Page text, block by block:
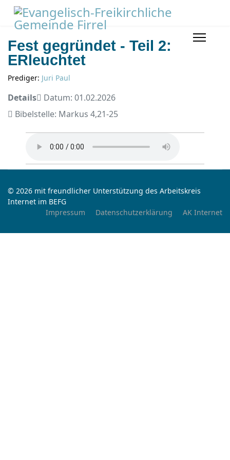
Fest gegründet - Teil 2:
ERleuchtet
Prediger: Juri Paul
Details
Datum: 01.02.2026
Bibelstelle: Markus 4,21-25
© 2026 mit freundlicher Unterstützung des Arbeitskreis
Internet im BEFG
Impressum
Datenschutzerklärung AK Internet